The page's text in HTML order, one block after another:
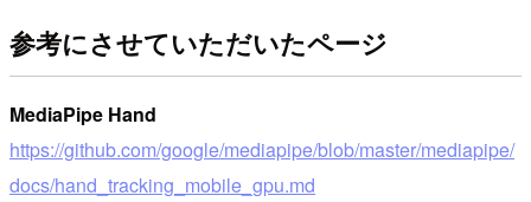
参考にさせていただいたページ
MediaPipe Hand
https://github.com/google/mediapipe/blob/master/mediapipe/
docs/hand_tracking_mobile_gpu.md